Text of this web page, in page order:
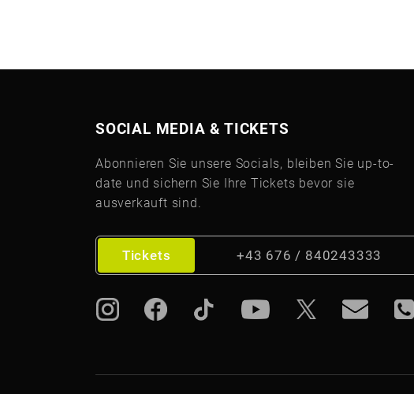
SOCIAL MEDIA & TICKETS
Abonnieren Sie unsere Socials, bleiben Sie up-to-
date und sichern Sie Ihre Tickets bevor sie
ausverkauft sind.
Tickets +43 676 / 840243333